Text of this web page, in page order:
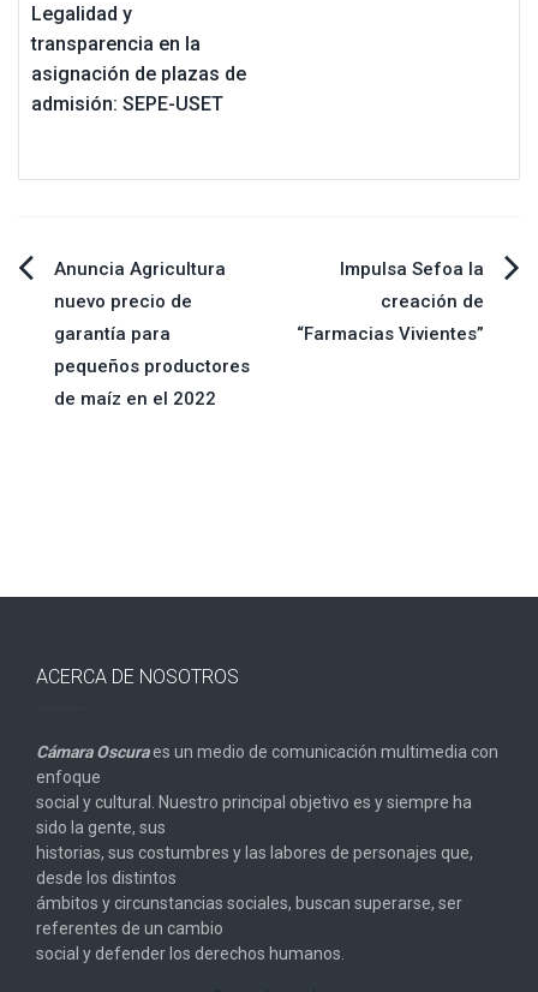
Legalidad y
transparencia en la
asignación de plazas de
admisión: SEPE-USET
Navegación
de
entradas
Anuncia Agricultura
nuevo precio de
garantía para
pequeños productores
de maíz en el 2022
Impulsa Sefoa la
creación de
“Farmacias Vivientes”
ACERCA DE NOSOTROS
Cámara Oscuraes un medio de comunicación multimedia con
enfoque
social y cultural. Nuestro principal objetivo es y siempre ha
sido la gente, sus
historias, sus costumbres y las labores de personajes que,
desde los distintos
ámbitos y circunstancias sociales, buscan superarse, ser
referentes de un cambio
social y defender los derechos humanos.